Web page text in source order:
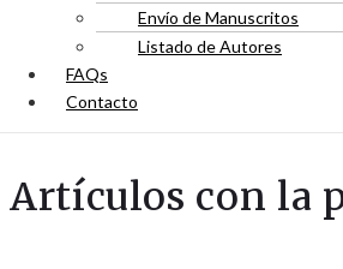
Envío de Manuscritos
Listado de Autores
FAQs
Contacto
Artículos con la